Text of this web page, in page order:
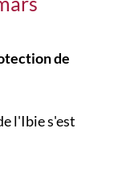
de
l'Ibie s'est